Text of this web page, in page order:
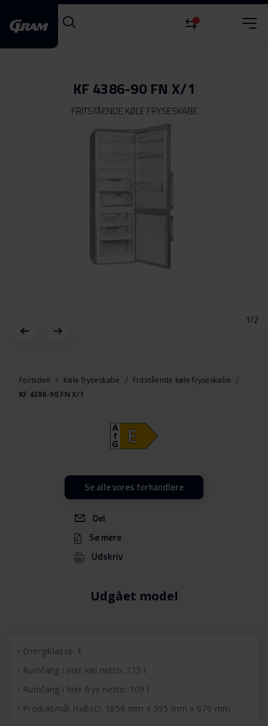
0
KF 4386-90 FN X/1
FRITSTÅENDE KØLE FRYSESKABE
1/2
starten
Forsiden Køle fryseskabe
Fritstående køle fryseskabe
KF 4386-90 FN X/1
Udgået model
Del
Se mere
Udskriv
Se alle vores forhandlere
Energiklasse: E
Rumfang i liter køl netto: 215 l
Rumfang i liter frys netto: 109 l
Produktmål HxBxD: 1859 mm x 595 mm x 670 mm